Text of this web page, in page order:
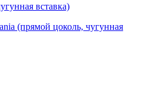
вставка)
(прямой цоколь, чугунная